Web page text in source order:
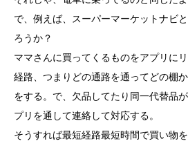
で、例えば、スーパーマーケットナビ
ろうか？
ママさんに買ってくるものをアプリに
経路、つまりどの通路を通ってどの棚
をする。で、欠品してたり同一代替品
プリを通して連絡して対応する。
そうすれば最短経路最短時間で買い物を